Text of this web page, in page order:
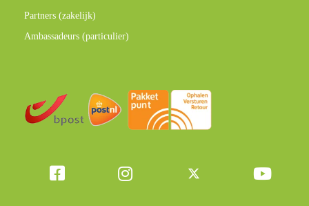
Partners (zakelijk)
Ambassadeurs (particulier)